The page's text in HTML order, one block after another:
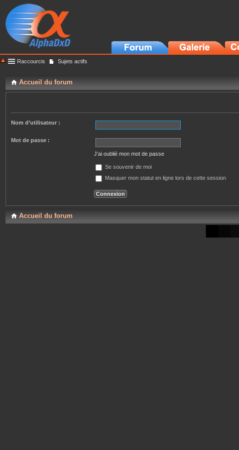
Raccourcis Sujets actifs
Accueil du forum
Nom d’utilisateur :
Mot de passe :
J’ai oublié mon mot de passe
Se souvenir de moi
Masquer mon statut en ligne lors de cette session
Accueil du forum